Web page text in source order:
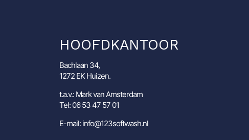
HOOFDKANTOOR
Bachlaan 34,
1272 EK Huizen.
t.a.v.: Mark van Amsterdam
Tel: 06 53 47 57 01
E-mail: info@123softwash.nl